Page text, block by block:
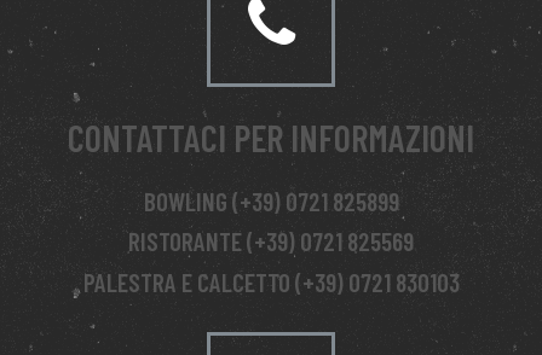
CONTATTACI PER INFORMAZIONI
BOWLING (+39) 0721 825899
RISTORANTE (+39) 0721 825569
PALESTRA E CALCETTO (+39) 0721 830103